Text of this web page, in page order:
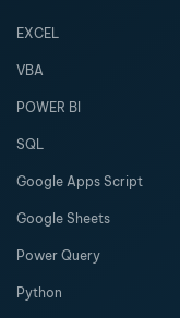
EXCEL
VBA
POWER BI
SQL
Google Apps Script
Google Sheets
Power Query
Python